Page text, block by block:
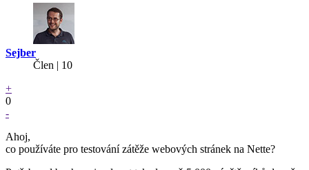
Sejber
Člen | 10
+
0
-
Ahoj,
co používáte pro testování zátěže webových stránek na Nette?